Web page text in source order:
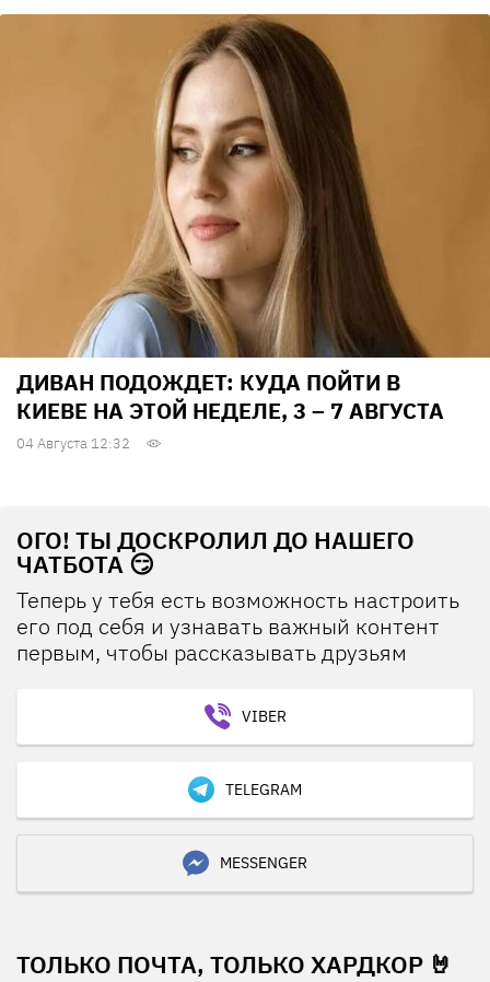
ДИВАН ПОДОЖДЕТ: КУДА ПОЙТИ В
КИЕВЕ НА ЭТОЙ НЕДЕЛЕ, 3 – 7 АВГУСТА
04 Августа 12:32
ОГО! ТЫ ДОСКРОЛИЛ ДО НАШЕГО
ЧАТБОТА 😏
Теперь у тебя есть возможность настроить
его под себя и узнавать важный контент
первым, чтобы рассказывать друзьям
VIBER
TELEGRAM
MESSENGER
ТОЛЬКО ПОЧТА, ТОЛЬКО ХАРДКОР 🤘